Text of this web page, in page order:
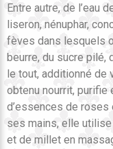
Entre autre, de l’eau
liseron, nénuphar,
fèves dans lesquels
beurre, du sucre pilé,
le tout, additionné de
obtenu nourrit,
d’essences de roses
ses mains, elle
et de millet en